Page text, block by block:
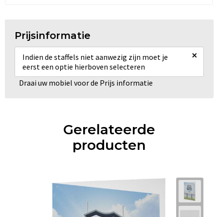
Prijsinformatie
Indien de staffels niet aanwezig zijn moet je
eerst een optie hierboven selecteren
×
Draai uw mobiel voor de Prijs informatie
Gerelateerde
producten